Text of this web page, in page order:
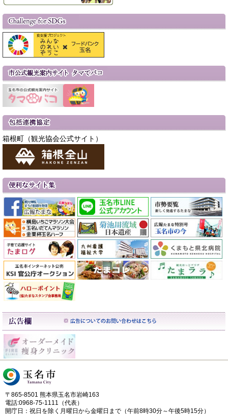
箱根町（観光協会公式サイト）
〒865-8501 熊本県玉名市岩崎163
電話:0968-75-1111（代表）
開庁日：祝日を除く月曜日から金曜日まで（午前8時30分～午後5時15分）